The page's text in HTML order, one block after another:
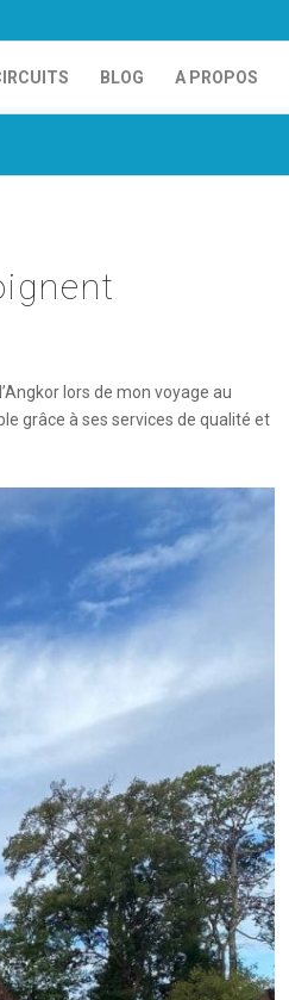
BLOG A PROPOS
lors de mon voyage au
grâce à ses services de qualité et